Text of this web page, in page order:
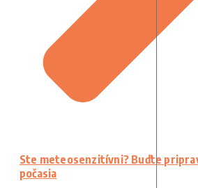
Ste meteosenzitívni? Buďte
počasia